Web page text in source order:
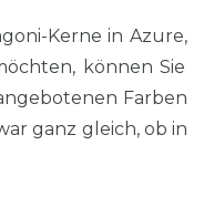
Kerne in Azure,
können Sie
Farben
ganz gleich, ob in